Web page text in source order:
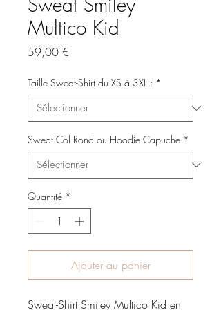
Multico Kid
59,00 €
Taille Sweat-Shirt du XS à 3XL : *
Sweat Col Rond ou Hoodie Capuche *
Quantité *
Ajouter au panier
Sweat-Shirt Smiley Multico Kid en